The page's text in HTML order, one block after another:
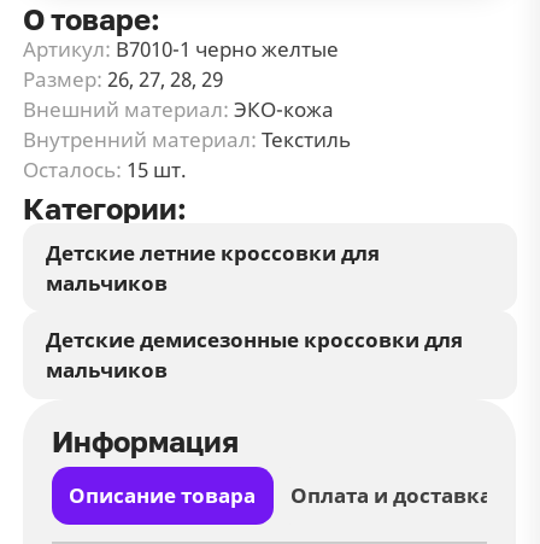
О товаре:
Артикул: В7010-1 черно желтые
Размер: 26, 27, 28, 29
Внешний материал: ЭКО-кожа
Внутренний материал: Текстиль
Осталось: 15 шт.
Категории:
Детские летние кроссовки для
мальчиков
Детские демисезонные кроссовки для
мальчиков
Информация
Описание товара Оплата и доставка